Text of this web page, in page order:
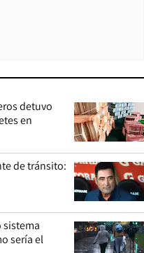
detuvo
en
de tránsito:
sistema
sería el